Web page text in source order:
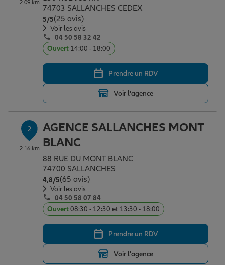
Assurance emprunteur
Prévoyance et dépendance
Assurance animal de compagnie
Protection de la famille
Protection juridique
Épargne & retraite
Plan épargne retraite
Assurance vie
Placements financiers
Investissements immobiliers
Transmission
Vos projets
Partir en vacances
Déménager
Changer de voiture
Départ à la retraite
Préparer l’avenir
Conseil assurance
Outre-mer
Assurance auto
Assurance habitation
Le Pack Famille
Garantie des accidents de la vie
Professionnels
Allianz en France
2.09 km
74703 SALLANCHES CEDEX
5/5Note de 5 sur 5
(25 avis)
Voir les avis
04 50 58 32 42
Ouvert 14:00 - 18:00
Prendre un RDV
Voir l'agence
2
2.16 km
AGENCE SALLANCHES MONT
BLANC
88 RUE DU MONT BLANC
74700 SALLANCHES
4,8/5Note de 4.8 sur 5
(65 avis)
Voir les avis
04 50 58 07 84
Ouvert08:30 - 12:30 et 13:30 - 18:00
Prendre un RDV
Voir l'agence